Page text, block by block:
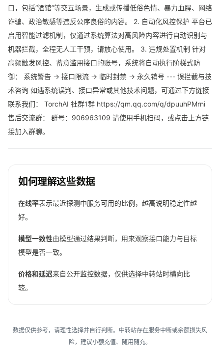
口，包括“酒馆”等交互场景，生成或传播低俗色情、暴力血腥、网络
诈骗、政治敏感等违反公序良俗的内容。 2. 自动化风控保护 平台已
启用智能过滤机制，仅通过系统算法对高风险内容进行自动识别与
机器拦截，全程无人工干预，请放心使用。 3. 违规处置机制 针对
高频触发风控、蓄意滥用接口的账号，系统将自动执行阶梯式防
御： 系统警告 → 接口限流 → 临时封禁 → 永久销号 --- 误拦截与技
术咨询 如遇系统误判、接口异常或其他技术问题，可通过下方链接
联系我们： TorchAI 社群1群 https://qm.qq.com/q/dpuuhPMrni
售后交流群： 群号：906963109 请使用手机扫码，或点击上方链
接加入群聊。
如何理解这些数据
在线率表示最近探测中服务可用的比例，越高说明稳定性越
好。
模型一致性由模型通过结果判断，用来观察接口能力与目标
模型是否一致。
价格和延迟来自公开监控数据，仅供选择中转站时横向比
较。
数据仅供参考，请理性选择并自行判断。中转站存在服务中断或余额损失风
险，建议小额充值、随用随充。